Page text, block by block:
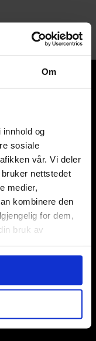
Om
og
sosiale
vår. Vi deler
nettstedet
medier,
kombinere den
for dem,
bruk av